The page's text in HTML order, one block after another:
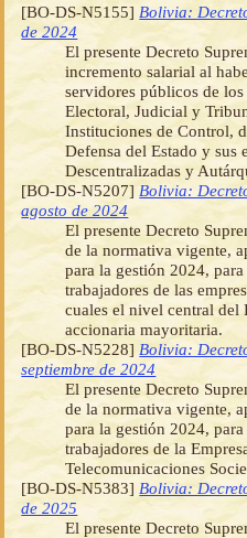
[BO-DS-N5155] Bolivia:
de 2024
El presente Decreto
incremento salarial al
servidores públicos de
Electoral, Judicial y
Instituciones de Control,
Defensa del Estado y sus
Descentralizadas y
[BO-DS-N5207]Bolivia:
agosto de 2024
El presente Decreto
de la normativa vigente,
para la gestión 2024,
trabajadores de las
cuales el nivel central del
accionaria mayoritaria.
[BO-DS-N5228] Bolivia:
septiembre de 2024
El presente Decreto
de la normativa vigente,
para la gestión 2024,
trabajadores de la
Telecomunicaciones
[BO-DS-N5383] Bolivia:
de 2025
El presente Decreto